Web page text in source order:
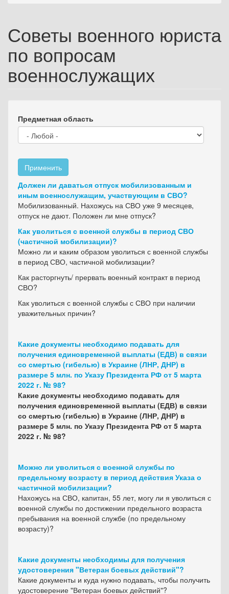
Советы военного юриста
по вопросам
военнослужащих
Предметная область
Применить
Должен ли даваться отпуск мобилизованным и
иным военнослужащим, участвующим в СВО?
Мобилизованный. Нахожусь на СВО уже 9 месяцев,
отпуск не дают. Положен ли мне отпуск?
Как уволиться с военной службы в период СВО
(частичной мобилизации)?
Можно ли и каким образом уволиться с военной службы
в период СВО, частичной мобилизации?
Как расторгнуть/ прервать военный контракт в период
СВО?
Как уволиться с военной службы с СВО при наличии
уважительных причин?
Какие документы необходимо подавать для
получения единовременной выплаты (ЕДВ) в связи
со смертью (гибелью) в Украине (ЛНР, ДНР) в
размере 5 млн. по Указу Президента РФ от 5 марта
2022 г. № 98?
Какие документы необходимо подавать для
получения единовременной выплаты (ЕДВ) в связи
со смертью (гибелью) в Украине (ЛНР, ДНР) в
размере 5 млн. по Указу Президента РФ от 5 марта
2022 г. № 98?
Можно ли уволиться с военной службы по
предельному возрасту в период действия Указа о
частичной мобилизации?
Нахожусь на СВО, капитан, 55 лет, могу ли я уволиться с
военной службы по достижении предельного возраста
пребывания на военной службе (по предельному
возрасту)?
Какие документы необходимы для получения
удостоверения "Ветеран боевых действий"?
Какие документы и куда нужно подавать, чтобы получить
удостоверение "Ветеран боевых действий"?